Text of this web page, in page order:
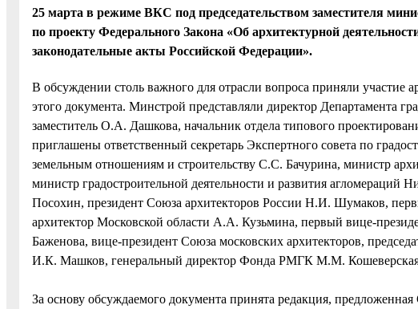
25 марта в режиме ВКС под председательством заместителя
по проекту Федерального Закона «Об архитектурной
законодательные акты Российской Федерации».
В обсуждении столь важного для отрасли вопроса приняли участие
этого документа. Минстрой представляли директор Департамента
заместитель О.А. Дашкова, начальник отдела типового
приглашены ответственный секретарь Экспертного совета по
земельным отношениям и строительству С.С. Бачурина, министр
министр градостроительной деятельности и развития
Посохин, президент Союза архитекторов России Н.И. Шумаков,
архитектор Московской области А.А. Кузьмина, первый вице-
Баженова, вице-президент Союза московских архитекторов,
И.К. Машков, генеральный директор Фонда РМГК М.М.
За основу обсуждаемого документа принята редакция,